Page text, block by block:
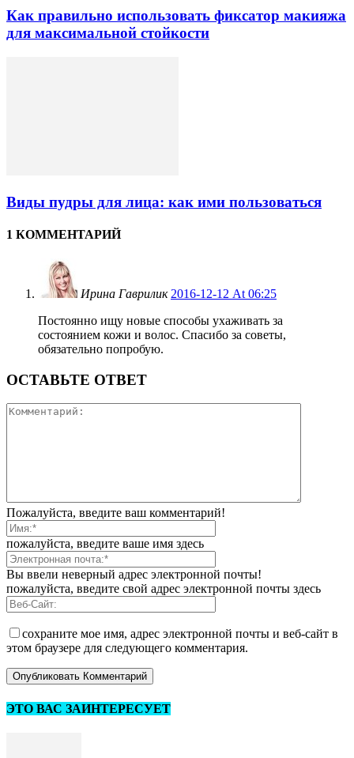
Как правильно использовать фиксатор макияжа
для максимальной стойкости
Виды пудры для лица: как ими пользоваться
1 КОММЕНТАРИЙ
Ирина Гаврилик 2016-12-12 At 06:25
Постоянно ищу новые способы ухаживать за
состоянием кожи и волос. Спасибо за советы,
обязательно попробую.
ОСТАВЬТЕ ОТВЕТ
Пожалуйста, введите ваш комментарий!
пожалуйста, введите ваше имя здесь
Вы ввели неверный адрес электронной почты!
пожалуйста, введите свой адрес электронной почты здесь
сохраните мое имя, адрес электронной почты и веб-сайт в
этом браузере для следующего комментария.
ЭТО ВАС ЗАИНТЕРЕСУЕТ